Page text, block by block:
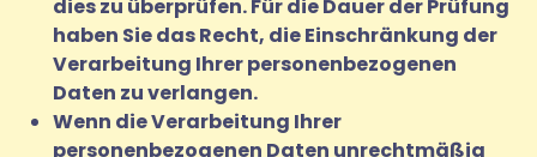
dies zu überprüfen. Für die Dauer der Prüfung
haben Sie das Recht, die Einschränkung der
Verarbeitung Ihrer personenbezogenen
Daten zu verlangen.
Wenn die Verarbeitung Ihrer
personenbezogenen Daten unrechtmäßig